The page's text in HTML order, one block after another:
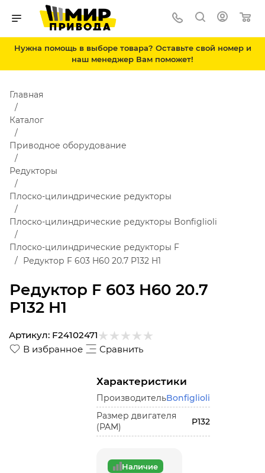
Нужна помощь в выборе товара? Оставьте свой номер и
наш менеджер Вам поможет!
Редуктор F 603 H60 20.7
P132 H1
Главная
Каталог
Приводное оборудование
Редукторы
Плоско-цилиндрические редукторы
Плоско-цилиндрические редукторы Bonfiglioli
Плоско-цилиндрические редукторы F
Редуктор F 603 H60 20.7 P132 H1
В избранное Сравнить
Артикул: F24102471
Характеристики
ПроизводительBonfiglioli
Размер двигателя
(PAM)
P132
Наличие